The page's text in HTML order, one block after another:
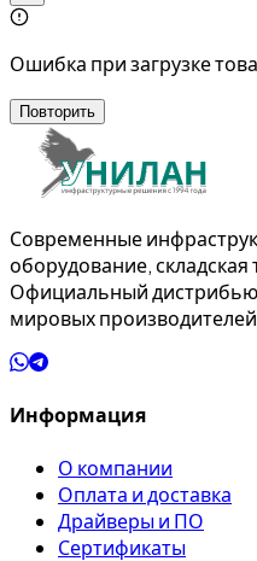
Ошибка при загрузке
Повторить
Современные
оборудование,
Официальный
мировых
Информация
О компании
Оплата и доставка
Драйверы и ПО
Сертификаты